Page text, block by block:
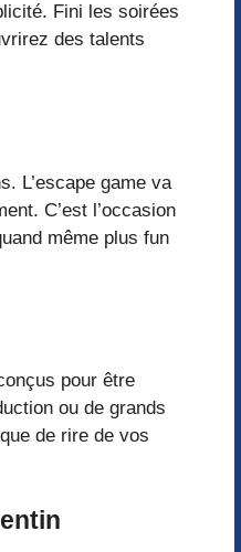
Fini les soirées
des talents
L’escape game va
C’est l’occasion
même plus fun
pour être
ou de grands
de rire de vos